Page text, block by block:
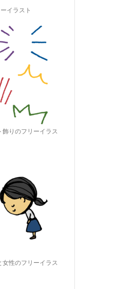
イラスト
りのフリーイラス
性のフリーイラス